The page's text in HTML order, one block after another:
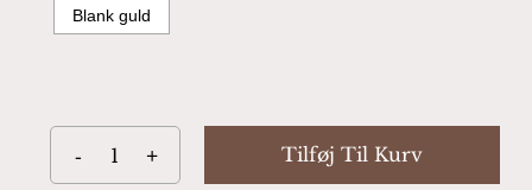
Blank guld
Tilføj Til Kurv